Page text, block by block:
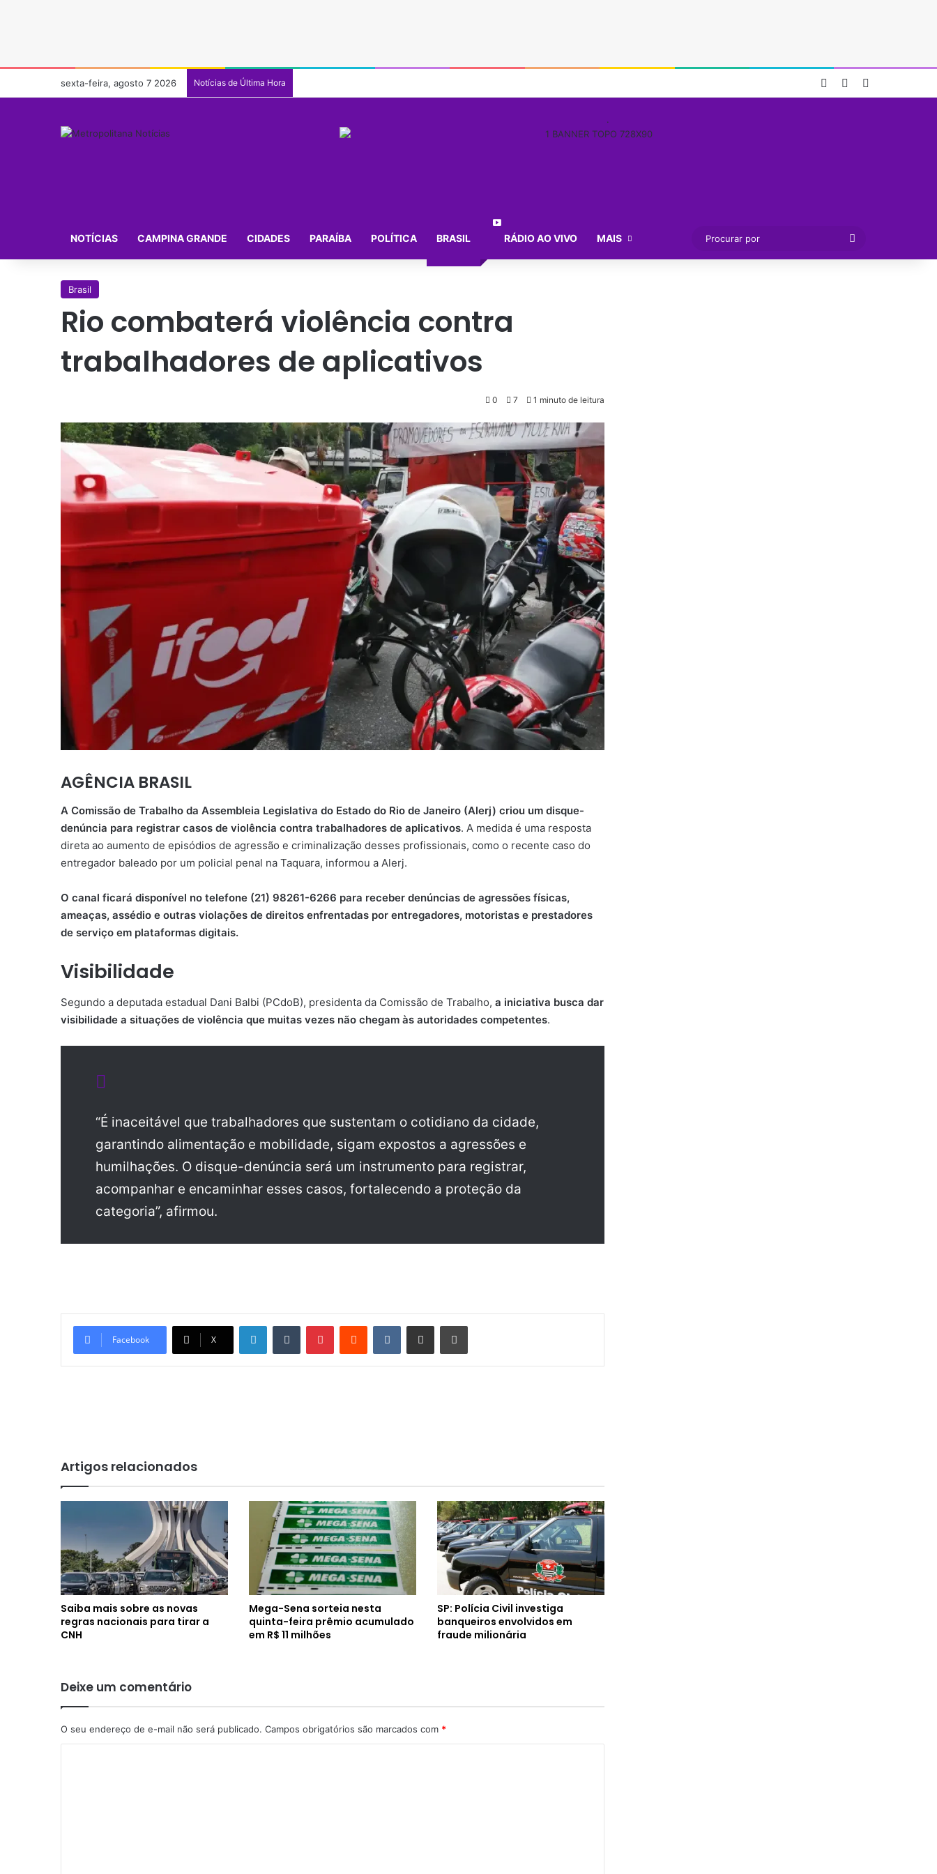
sexta-feira, agosto 7 2026 Notícias de Última Hora Entrar Artigo aleatório
.
NOTÍCIAS CAMPINA GRANDE CIDADES PARAÍBA POLÍTICA BRASIL RÁDIO AO VIVO MAIS
por
Brasil
Rio combaterá violência contra
trabalhadores de aplicativos
0 7 1 minuto de leitura
AGÊNCIA BRASIL
A Comissão de Trabalho da Assembleia Legislativa do Estado do Rio de Janeiro (Alerj) criou um disque-
denúncia para registrar casos de violência contra trabalhadores de aplicativos. A medida é uma resposta
direta ao aumento de episódios de agressão e criminalização desses profissionais, como o recente caso do
entregador baleado por um policial penal na Taquara, informou a Alerj.
O canal ficará disponível no telefone (21) 98261-6266 para receber denúncias de agressões físicas,
ameaças, assédio e outras violações de direitos enfrentadas por entregadores, motoristas e prestadores
de serviço em plataformas digitais.
Visibilidade
Segundo a deputada estadual Dani Balbi (PCdoB), presidenta da Comissão de Trabalho, a iniciativa busca dar
visibilidade a situações de violência que muitas vezes não chegam às autoridades competentes.
“É inaceitável que trabalhadores que sustentam o cotidiano da cidade,
garantindo alimentação e mobilidade, sigam expostos a agressões e
humilhações. O disque-denúncia será um instrumento para registrar,
acompanhar e encaminhar esses casos, fortalecendo a proteção da
categoria”, afirmou.
Facebook X
Artigos relacionados
Saiba mais sobre as novas
regras nacionais para tirar a
CNH
Mega-Sena sorteia nesta
quinta-feira prêmio acumulado
em R$ 11 milhões
SP: Polícia Civil investiga
banqueiros envolvidos em
fraude milionária
Deixe um comentário
O seu endereço de e-mail não será publicado. Campos obrigatórios são marcados com *